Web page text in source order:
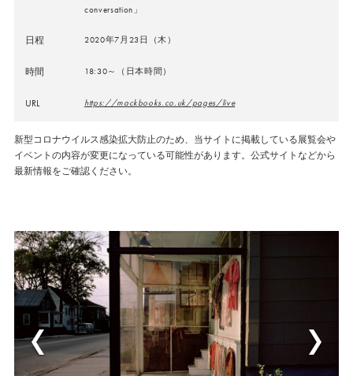
conversation」
日程 2020年7月23日（木）
時間 18:30～（日本時間）
URL https://mackbooks.co.uk/pages/live
新型コロナウイルス感染拡大防止のため、当サイトに掲載している展覧会や
イベントの内容が変更になっている可能性があります。公式サイトなどから
最新情報をご確認ください。